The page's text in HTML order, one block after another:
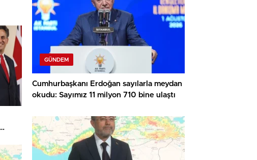
GÜNDEM
Cumhurbaşkanı Erdoğan sayılarla meydan
okudu: Sayımız 11 milyon 710 bine ulaştı